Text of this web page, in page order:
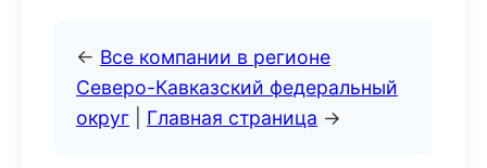
← Все компании в регионе
Северо-Кавказский федеральный
округ
Главная страница →